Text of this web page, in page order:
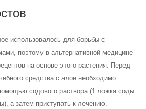
использовалось для борьбы с
поэтому в альтернативной медицине
на основе этого растения. Перед
средства с алое необходимо
содового раствора (1 ложка соды
а затем приступать к лечению.